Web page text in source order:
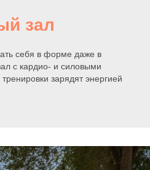
зал
себя в форме даже в
с кардио- и силовыми
зарядят энергией